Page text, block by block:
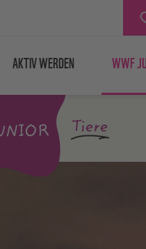
AKTIV WERDEN WWF